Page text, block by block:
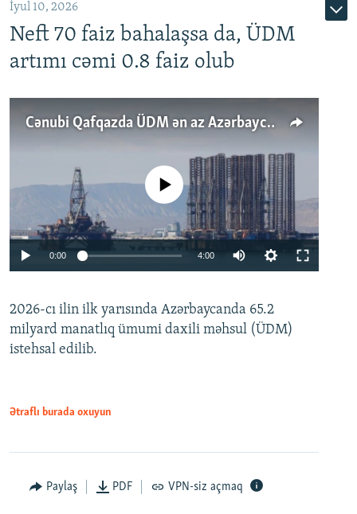
İyul 10, 2026
Neft 70 faiz bahalaşsa da, ÜDM
artımı cəmi 0.8 faiz olub
Cənubi Qafqazda ÜDM ən az Azərbaycanda artır: Qonşuları niyə Bakını qabaqlaya bilir?
Auto 240p 360p 480p
No media source currently available
0:00 4:00
360p
480p
2026-cı ilin ilk yarısında Azərbaycanda 65.2
milyard manatlıq ümumi daxili məhsul (ÜDM)
istehsal edilib.
Ətraflı burada oxuyun
Paylaş PDF VPN-siz açmaq